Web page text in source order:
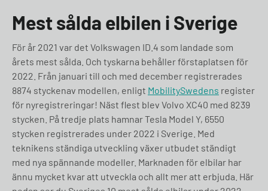
Mest sålda elbilen i Sverige
För år 2021 var det Volkswagen ID.4 som landade som
årets mest sålda. Och tyskarna behåller förstaplatsen för
2022. Från januari till och med december registrerades
8874 styckenav modellen, enligt MobilitySwedens register
för nyregistreringar! Näst flest blev Volvo XC40 med 8239
stycken. På tredje plats hamnar Tesla Model Y, 6550
stycken registrerades under 2022 i Sverige. Med
teknikens ständiga utveckling växer utbudet ständigt
med nya spännande modeller. Marknaden för elbilar har
ännu mycket kvar att utveckla och allt mer att erbjuda. Här